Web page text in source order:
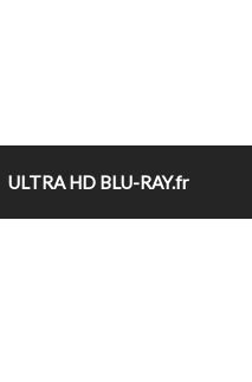
ULTRA HD BLU-RAY.fr